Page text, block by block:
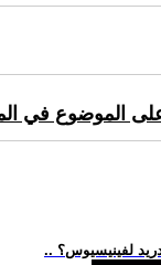
على الموضوع في
لفينيسيوس؟